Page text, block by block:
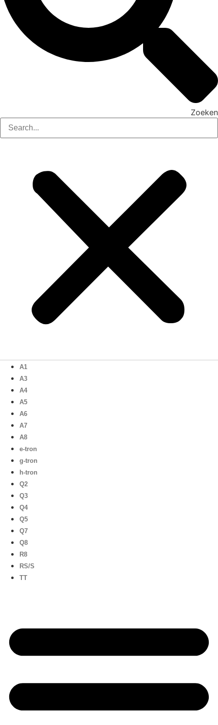
Zoeken
A1
A3
A4
A5
A6
A7
A8
e-tron
g-tron
h-tron
Q2
Q3
Q4
Q5
Q7
Q8
R8
RS/S
TT